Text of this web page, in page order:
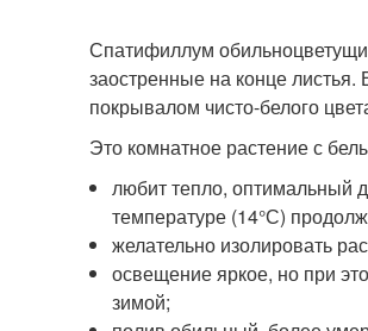
Спатифиллум
заостренные на конце листья.
покрывалом чисто-белого
Это комнатное растение с
любит тепло, оптимальный
температуре (14°С)
желательно изолировать
освещение яркое, но при
зимой;